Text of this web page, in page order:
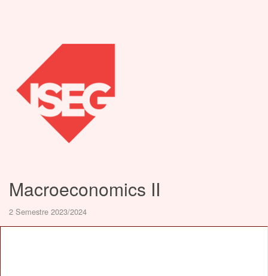
Macroeconomics II
2 Semestre 2023/2024